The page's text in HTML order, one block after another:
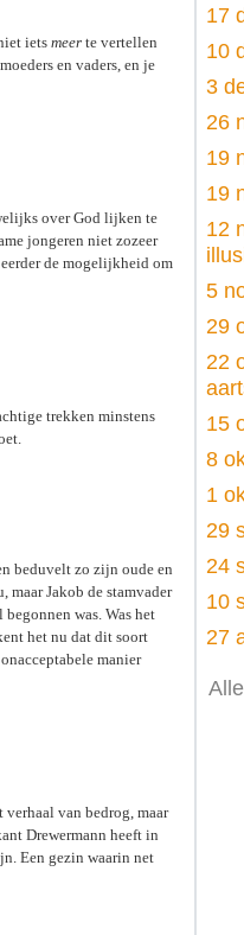
iets meer te vertellen
en vaders, en je
over God lijken te
jongeren niet zozeer
de mogelijkheid om
trekken minstens
beduvelt zo zijn oude en
maar Jakob de stamvader
was. Was het
het nu dat dit soort
manier
verhaal van bedrog, maar
Drewermann heeft in
Een gezin waarin net
17
10
3
26
19
19
12
5
29
22
15
8
1
29
24
10
27